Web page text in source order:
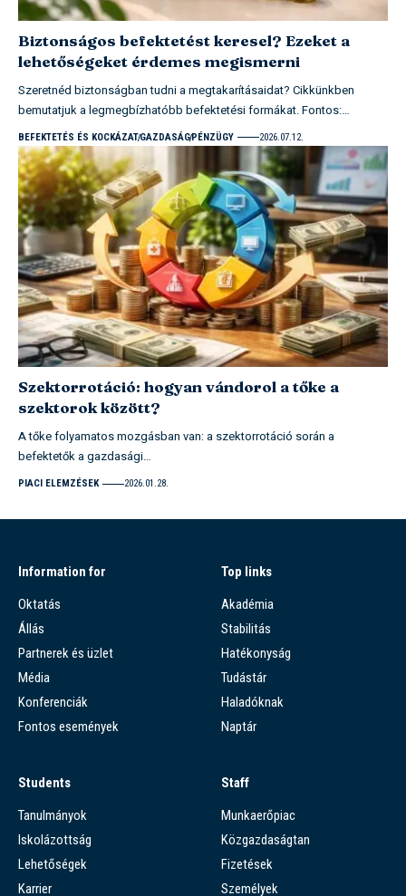
Biztonságos befektetést keresel? Ezeket a
lehetőségeket érdemes megismerni
Szeretnéd biztonságban tudni a megtakarításaidat? Cikkünkben
bemutatjuk a legmegbízhatóbb befektetési formákat. Fontos:…
BEFEKTETÉS ÉS KOCKÁZATGAZDASÁGPÉNZÜGY 2026.07.12.
Szektorrotáció: hogyan vándorol a tőke a
szektorok között?
A tőke folyamatos mozgásban van: a szektorrotáció során a
befektetők a gazdasági…
PIACI ELEMZÉSEK 2026.01.28.
Information for
Oktatás
Állás
Partnerek és üzlet
Média
Konferenciák
Fontos események
Top links
Akadémia
Stabilitás
Hatékonyság
Tudástár
Haladóknak
Naptár
Students
Tanulmányok
Iskolázottság
Lehetőségek
Karrier
Staff
Munkaerőpiac
Közgazdaságtan
Fizetések
Személyek